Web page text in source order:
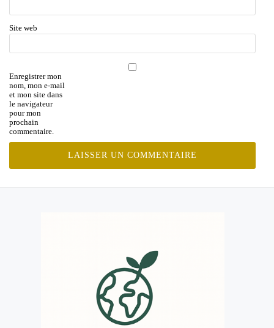
Site web
Enregistrer mon
nom, mon e-mail
et mon site dans
le navigateur
pour mon
prochain
commentaire.